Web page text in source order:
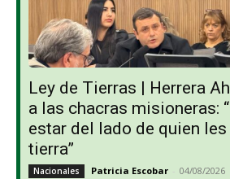
Ley de Tierras | Herrera
a las chacras misioneras:
estar del lado de quien
tierra”
Nacionales Patricia Escobar - 04/08/2026